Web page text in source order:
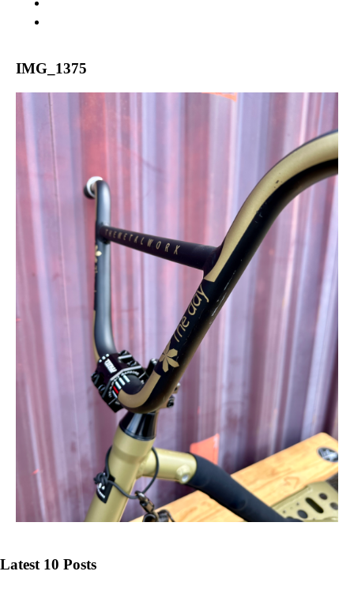
IMG_1375
Latest 10 Posts